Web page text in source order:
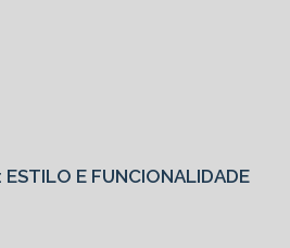
ESTILO E FUNCIONALIDADE